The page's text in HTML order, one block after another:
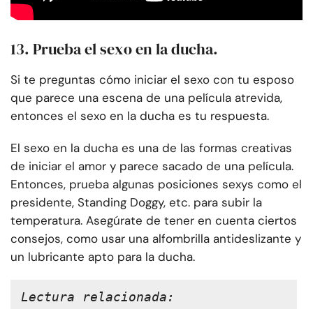
13. Prueba el sexo en la ducha.
Si te preguntas cómo iniciar el sexo con tu esposo
que parece una escena de una película atrevida,
entonces el sexo en la ducha es tu respuesta.
El sexo en la ducha es una de las formas creativas
de iniciar el amor y parece sacado de una película.
Entonces, prueba algunas posiciones sexys como el
presidente, Standing Doggy, etc. para subir la
temperatura. Asegúrate de tener en cuenta ciertos
consejos, como usar una alfombrilla antideslizante y
un lubricante apto para la ducha.
Lectura relacionada: